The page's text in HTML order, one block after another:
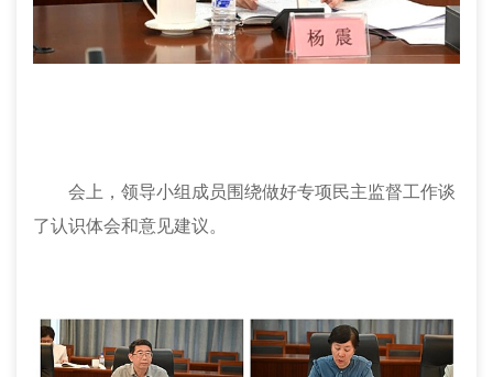
会上，领导小组成员围绕做好专项民主监督工作谈
了认识体会和意见建议。